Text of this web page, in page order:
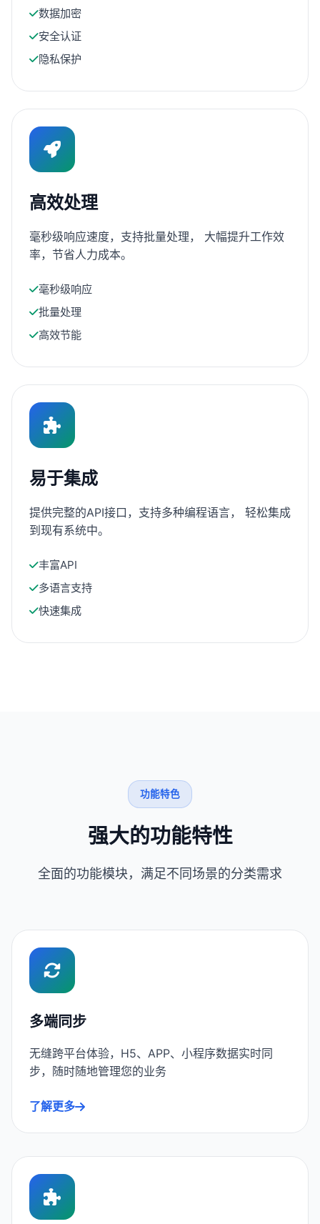
数据加密
安全认证
隐私保护
高效处理
毫秒级响应速度，支持批量处理， 大幅提升工作效
率，节省人力成本。
毫秒级响应
批量处理
高效节能
易于集成
提供完整的API接口，支持多种编程语言， 轻松集成
到现有系统中。
丰富API
多语言支持
快速集成
功能特色
强大的功能特性
全面的功能模块，满足不同场景的分类需求
多端同步
无缝跨平台体验，H5、APP、小程序数据实时同
步，随时随地管理您的业务
了解更多